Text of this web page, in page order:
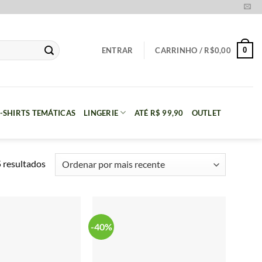
ENTRAR CARRINHO / R$0,00 0
SHIRTS TEMÁTICAS LINGERIE ATÉ R$ 99,90 OUTLET
resultadosClassificado
por
-40%